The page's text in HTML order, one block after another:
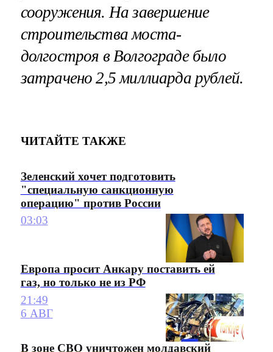
сооружения. На завершение
строительства моста-
долгостроя в Волгограде было
затрачено 2,5 миллиарда рублей.
ЧИТАЙТЕ ТАКЖЕ
Зеленский хочет подготовить
"специальную санкционную
операцию" против России
03:03
Европа просит Анкару поставить ей
газ, но только не из РФ
21:49
6 АВГ
В зоне СВО уничтожен молдавский